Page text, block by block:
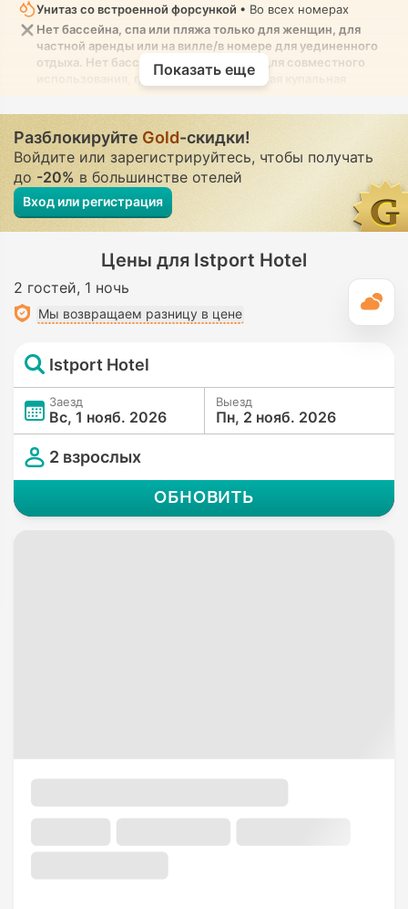
Унитаз со встроенной форсункой • Во всех номерах
Нет бассейна, спа или пляжа только для женщин, для
частной аренды или на вилле/в номере для уединенного
отдыха. Нет бассейна, спа или пляжа для совместного
использования, где разрешена скромная купальная
Показать еще
Разблокируйте Gold-скидки!
Войдите или зарегистрируйтесь, чтобы получать
до -20% в большинстве отелей
Вход или регистрация
Цены для Istport Hotel
2 гостей 1 ночь
Мы возвращаем разницу в цене
Istport Hotel
Заезд
Вс, 1 нояб. 2026
Выезд
Пн, 2 нояб. 2026
2 взрослых
ОБНОВИТЬ